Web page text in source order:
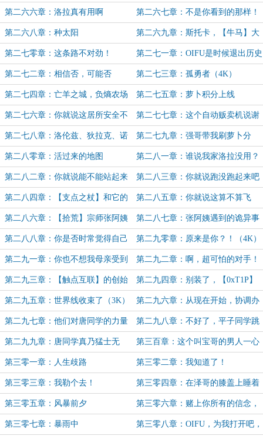
学，他有资格姓唐（求月票） 求月票！）
第二六六章：洛拉真有用啊 第二六七章：不是你看到的那样！
第二六八章：种太阳 第二六九章：斯托卡，【牛马】大
成！（3K)
第二七零章：这条路不对劲！
（3K，凌风碎加更7/10）
第二七一章：OIFU是时候退出历史
舞台了（3K）
第二七二章：相信否，可能否 第二七三章：孤勇者（4K）
第二七四章：亡羊之城，负熵农场
（3K）
第二七五章：萝卜积分上线
第二七六章：你就说这居所安全不
安全吧
第二七七章：这个自动贩卖机说谢
谢你（3K）
第二七八章：洛伦兹、狄拉克、诺
特和希尔伯特们（4K）
第二七九章：强哥带我刷萝卜分
第二八零章：活过来的地图 第二八一章：谁说我家洛拉没用？
（3K）
第二八二章：你就说能不能站起来
吧
第二八三章：你就说跑没跑起来吧
第二八四章：【支点之杖】和它的
快递盒（3K）
第二八五章：你就说这算不算飞
吧！
第二八六章：【拾荒】宗师张阿姨 第二八七章：张阿姨遇到的诡异事
第二弹
第二八八章：你是否时常觉得自己
的人生少了些什么
第二九零章：原来是你？！（4K）
第二九一章：你也不想我母亲受到
伤害吧（凌风碎加更8/10）
第二九二章：啊，超可怕的对手！
第二九三章：【触点互联】的创始
人，当巨石停止滚动（3K）
第二九四章：别装了，【0xT1P】
大佬
第二九五章：世界线收束了（3K） 第二九六章：从现在开始，协调办
接手了……嗯？
第二九七章：他们对唐同学的力量
一无所知
第二九八章：不好了，平子同学跳
楼了！（4.8K）
第二九九章：唐同学真乃猛士无
双！（凌风碎加更9/10）
第三百章：这个叫宝哥的男人一心
想死
第三零一章：人生歧路 第三零二章：我知道了！
第三零三章：我勒个去！ 第三零四章：在泽哥的膝盖上睡着
是什么体验？
第三零五章：风暴前夕 第三零六章：赌上你所有的信念，
模拟吧！
第三零七章：暴雨中 第三零八章：OIFU，为我打开吧，